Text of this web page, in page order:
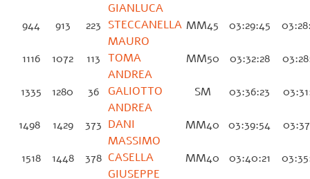
GIANLUCA
944 913 223 STECCANELLA
MAURO
MM45 03:29:45
1116 1072 113 TOMA
ANDREA
MM50 03:32:28
1335 1280 36
GALIOTTO
ANDREA
SM 03:36:23
1498 1429 373 DANI
MASSIMO
MM40 03:39:54
1518 1448 378 CASELLA
GIUSEPPE
MM40 03:40:21